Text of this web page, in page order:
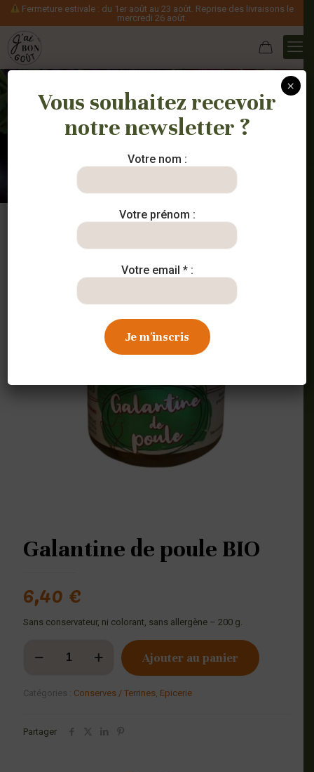
Fermeture estivale : du 1er août au 23 août. Reprise des livraisons le
mercredi 26 août.
Nos paniers
Galantine de poule BIO
6,40€
Sans conservateur, ni colorant, sans allergène – 200 g.
poule
Ajouter au panier
Catégories : Conserves / Terrines, Epicerie
Partager
Vous souhaitez recevoir
notre newsletter ?
Votre nom :
Votre prénom :
Votre email * :
×